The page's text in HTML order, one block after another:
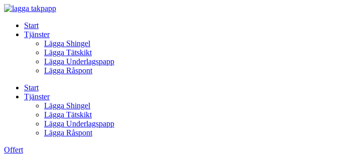
Skip
contentStart
Tjänster
Lägga Shingel
Lägga Tätskikt
Lägga Underlagspapp
Lägga Råspont
Start
Tjänster
Lägga Shingel
Lägga Tätskikt
Lägga Underlagspapp
Lägga Råspont
Offert